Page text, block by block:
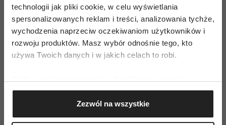
technologii jak pliki cookie, w celu wyświetlania
spersonalizowanych reklam i treści, analizowania tychże,
wychodzenia naprzeciw oczekiwaniom użytkowników i
rozwoju produktów. Masz wybór odnośnie tego, kto
używa Twoich danych i w jakich celach to robi.
Gromadzić dane dotyczące Twojej lokalizacji
geograficznej z dokładnością nawet do kilku metrów
Identyfikować Twoje urządzenie, aktywnie
Zezwól na wszystkie
WYDANIE DRUKOWANE
E-WYDANIE